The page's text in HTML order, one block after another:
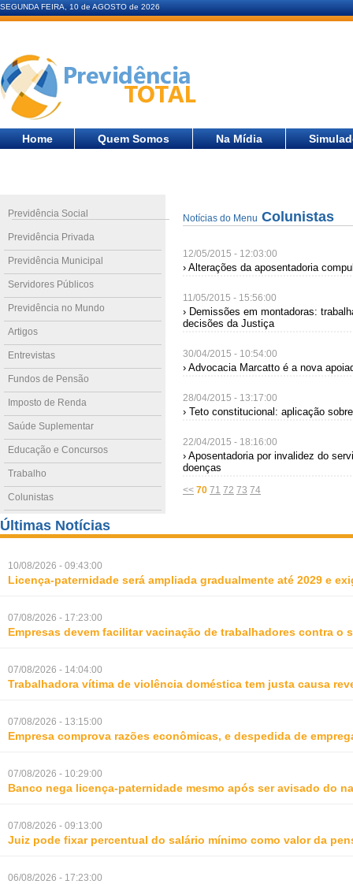
SEGUNDA FEIRA, 10 de AGOSTO de 2026
Home Quem Somos Na Mídia
Previdência Social
Previdência Privada
Previdência Municipal
Servidores Públicos
Previdência no Mundo
Artigos
Entrevistas
Fundos de Pensão
Imposto de Renda
Saúde Suplementar
Educação e Concursos
Trabalho
Colunistas
Notícias do Menu Colunistas
12/05/2015 - 12:03:00
› Alterações da aposentadoria
11/05/2015 - 15:56:00
› Demissões em montadoras:
decisões da Justiça
30/04/2015 - 10:54:00
› Advocacia Marcatto é a nova
28/04/2015 - 13:17:00
› Teto constitucional: aplicação
22/04/2015 - 18:16:00
› Aposentadoria por invalidez do
doenças
<< 70 71 72 73 74
Últimas Notícias
10/08/2026 - 09:43:00
Licença-paternidade será ampliada gradualmente até 2029 e
07/08/2026 - 17:23:00
Empresas devem facilitar vacinação de trabalhadores contra o
07/08/2026 - 14:04:00
Trabalhadora vítima de violência doméstica tem justa causa
07/08/2026 - 13:15:00
Empresa comprova razões econômicas, e despedida de
07/08/2026 - 10:29:00
Banco nega licença-paternidade mesmo após ser avisado do
07/08/2026 - 09:13:00
Juiz pode fixar percentual do salário mínimo como valor da
06/08/2026 - 17:23:00